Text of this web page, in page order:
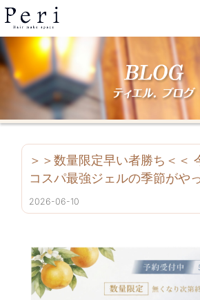
＞＞数量限定️早い者勝ち️＜＜
コスパ最強ジェルの季節がや
2026-06-10